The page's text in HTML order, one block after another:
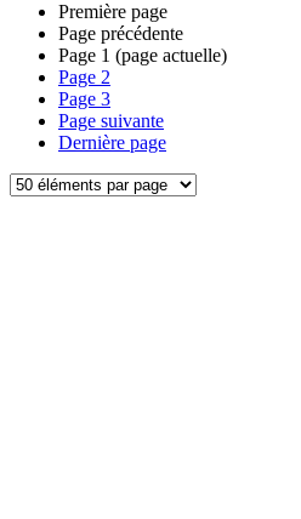
Première page
Page précédente
Page 1 (page actuelle)
Page 2
Page 3
Page suivante
Dernière page